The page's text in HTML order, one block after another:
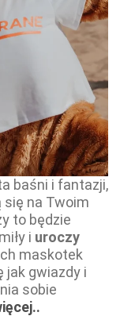
baśni i fantazji,
się na Twoim
to będzie
i uroczy
maskotek
jak gwiazdy i
sobie